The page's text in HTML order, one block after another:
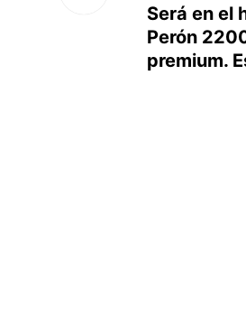
Será en el
Perón
premium.